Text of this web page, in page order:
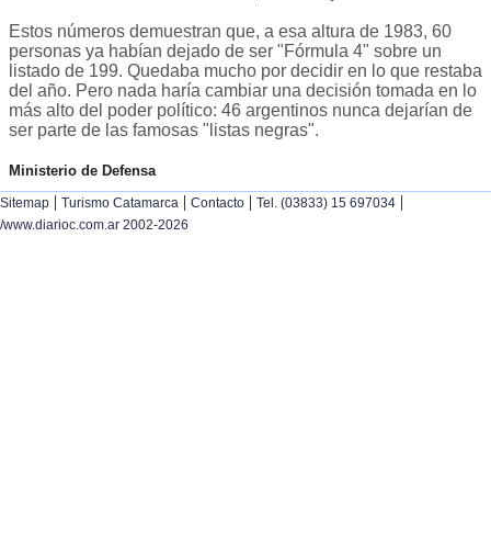
Estos números demuestran que, a esa altura de 1983, 60
personas ya habían dejado de ser "Fórmula 4" sobre un
listado de 199. Quedaba mucho por decidir en lo que restaba
del año. Pero nada haría cambiar una decisión tomada en lo
más alto del poder político: 46 argentinos nunca dejarían de
ser parte de las famosas "listas negras".
Ministerio de Defensa
Sitemap | Turismo Catamarca | Contacto | Tel. (03833) 15 697034 |
/www.diarioc.com.ar 2002-2026